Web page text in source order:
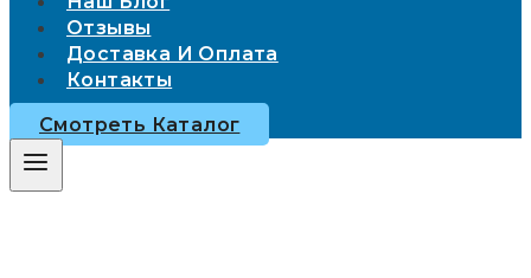
Отзывы
Доставка И Оплата
Контакты
Смотреть Каталог